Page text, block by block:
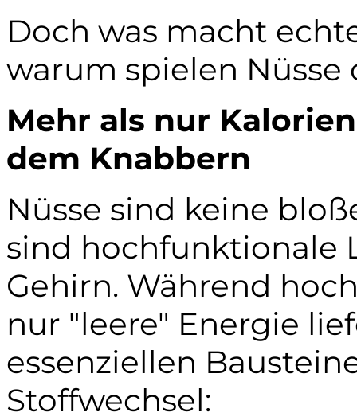
Doch was macht
warum spielen
Mehr als nur
dem Knabbern
Nüsse sind keine
sind hochfunktionale
Gehirn. Während
nur "leere" Energie
essenziellen
Stoffwechsel: